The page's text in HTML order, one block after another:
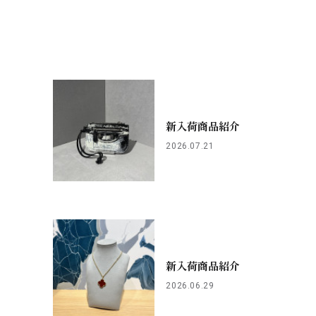
新入荷商品紹介
2026.07.21
新入荷商品紹介
2026.06.29